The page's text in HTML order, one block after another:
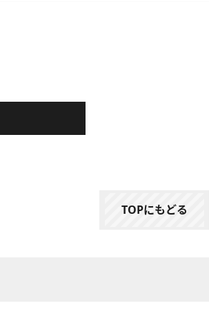
TOPにもどる